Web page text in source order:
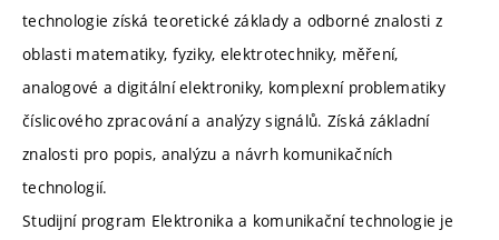
technologie získá teoretické základy a odborné znalosti z
oblasti matematiky, fyziky, elektrotechniky, měření,
analogové a digitální elektroniky, komplexní problematiky
číslicového zpracování a analýzy signálů. Získá základní
znalosti pro popis, analýzu a návrh komunikačních
technologií.
Studijní program Elektronika a komunikační technologie je